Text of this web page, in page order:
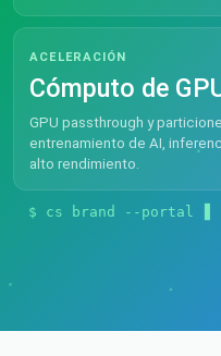
ACELERACIÓN
Cómputo de
GPU passthrough y
entrenamiento de AI,
alto rendimiento.
$ cs brand --portal